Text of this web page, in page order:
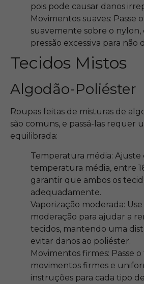
pois pode causar danos
Movimentos suaves: Passe
suavemente sobre o nylon,
pressão excessiva para
Tecidos Mistos
Algodão-Poliéster
Roupas feitas de misturas de
são comuns, e passá-las requer
equilibrada:
Temperatura média:
temperatura média, entre
garantir que ambos os
adequadamente.
Vaporização moderada:
moderação para ajudar a
tecidos, mantendo uma
evitar danos ao poliéster.
Movimentos firmes: Passe
movimentos firmes e
instruções para cada tipo